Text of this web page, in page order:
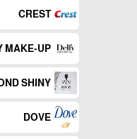
CREST
MAKE-UP
SHINY
DOVE